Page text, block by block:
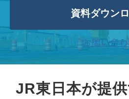
資料ダウン
お問い合
JR東日本が提